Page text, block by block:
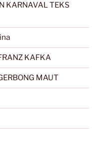
KARNAVAL TEKS
KAFKA
MAUT